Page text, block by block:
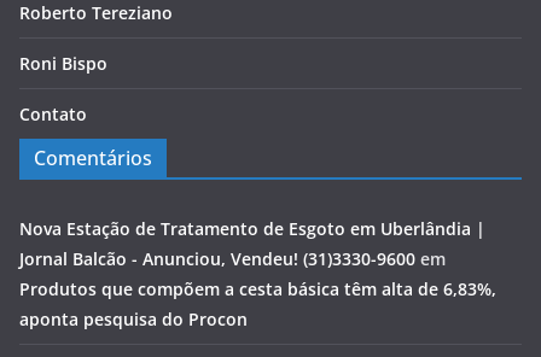
Roberto Tereziano
Roni Bispo
Contato
Comentários
Nova Estação de Tratamento de Esgoto em Uberlândia |
Jornal Balcão - Anunciou, Vendeu! (31)3330-9600 em
Produtos que compõem a cesta básica têm alta de 6,83%,
aponta pesquisa do Procon